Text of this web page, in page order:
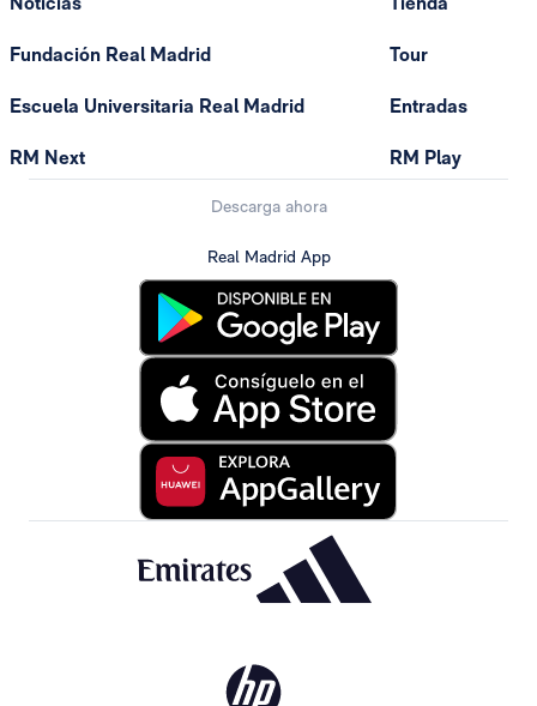
Fundación Real Madrid
Escuela Universitaria Real Madrid
RM Next
Tour
Entradas
RM Play
Descarga ahora
Real Madrid App